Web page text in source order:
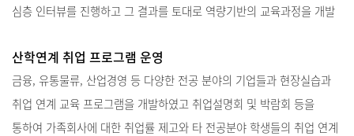
심층 인터뷰를 진행하고 그 결과를 토대로 역량기반의 교육과정을 개발
산학연계 취업 프로그램 운영
금융, 유통물류, 산업경영 등 다양한 전공 분야의 기업들과 현장실습과
취업 연계 교육 프로그램을 개발하였고 취업설명회 및 박람회 등을
통하여 가족회사에 대한 취업률 제고와 타 전공분야 학생들의 취업 연계